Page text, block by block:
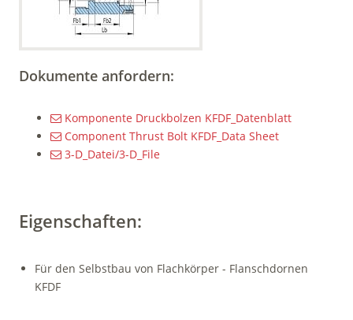
Dokumente anfordern:
Komponente Druckbolzen KFDF_Datenblatt
Component Thrust Bolt KFDF_Data Sheet
3-D_Datei/3-D_File
Eigenschaften:
Für den Selbstbau von Flachkörper - Flanschdornen
KFDF